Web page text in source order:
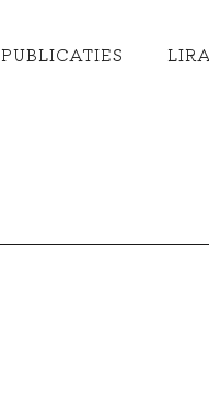
PUBLICATIES